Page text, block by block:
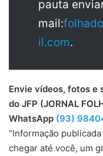
pauta
mail:
il.com.
Envie vídeos, fotos e
do JFP (JORNAL
WhatsApp (93)
“Informação
chegar até você, um